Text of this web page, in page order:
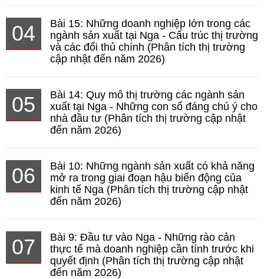
04
Bài 15: Những doanh nghiệp lớn trong các
ngành sản xuất tại Nga - Cấu trúc thị trường
và các đối thủ chính (Phân tích thị trường
cập nhật đến năm 2026)
05
Bài 14: Quy mô thị trường các ngành sản
xuất tại Nga - Những con số đáng chú ý cho
nhà đầu tư (Phân tích thị trường cập nhật
đến năm 2026)
06
Bài 10: Những ngành sản xuất có khả năng
mở ra trong giai đoạn hậu biến động của
kinh tế Nga (Phân tích thị trường cập nhật
đến năm 2026)
07
Bài 9: Đầu tư vào Nga - Những rào cản
thực tế mà doanh nghiệp cần tính trước khi
quyết định (Phân tích thị trường cập nhật
đến năm 2026)